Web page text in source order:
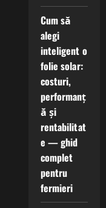
Cum să
alegi
inteligent o
folie solar:
costuri,
performanț
ă și
rentabilitat
e — ghid
complet
pentru
fermieri